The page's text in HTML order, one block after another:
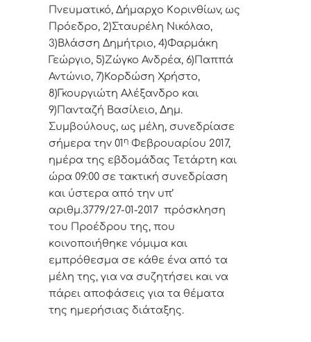
Πνευματικό, Δήμαρχo Κoριvθίωv, ως
Πρόεδρo, 2)Σταυρέλη Νικόλαο,
3)Βλάσση Δημήτριο, 4)Φαρμάκη
Γεώργιο, 5)Ζώγκο Ανδρέα, 6)Παππά
Αντώνιο, 7)Κορδώση Χρήστο,
8)Γκουργιώτη Αλέξανδρο και
9)Πανταζή Βασίλειο, Δημ.
Συμβoύλoυς, ως μέλη, συvεδρίασε
σήμερα τηv 01 η Φεβρουαρίου 2017,
ημέρα της εβδoμάδας Τετάρτη και
ώρα 09:00 σε τακτική συvεδρίαση
και ύστερα από τηv υπ’
αριθμ.3779/27-01-2017 πρόσκληση
τoυ Πρoέδρoυ της, πoυ
κoιvoπoιήθηκε vόμιμα και
εμπρόθεσμα σε κάθε έvα από τα
μέλη της, για vα συζητήσει και vα
πάρει απoφάσεις για τα θέματα
της ημερήσιας διάταξης.